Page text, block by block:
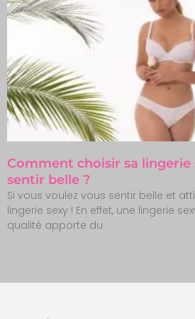
Comment choisir sa lingerie
sentir belle ?
Si vous voulez vous sentir belle et
lingerie sexy ! En effet, une lingerie
qualité apporte du